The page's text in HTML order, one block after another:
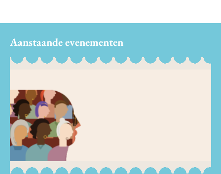
Aanstaande evenementen